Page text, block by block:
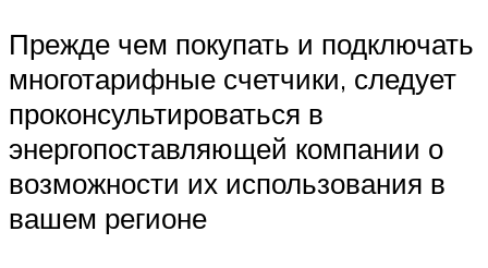
Прежде чем покупать и подключать
многотарифные счетчики, следует
проконсультироваться в
энергопоставляющей компании о
возможности их использования в
вашем регионе